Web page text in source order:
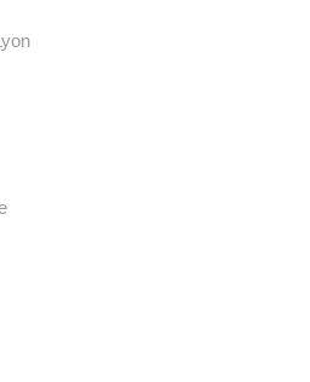
yon